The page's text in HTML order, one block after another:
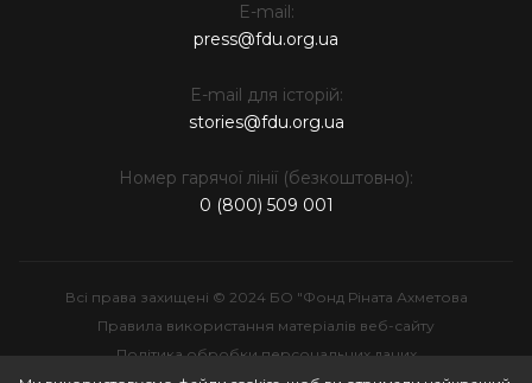
E-mail:
press@fdu.org.ua
E-mail для історій:
stories@fdu.org.ua
Номер гарячої лінії (безкоштовно):
0 (800) 509 001
Всі права захищені © 2024 БО "Фонд Ріната Ахметова
Правила використання матеріалів веб-сайту
Політика обробки персональних даних